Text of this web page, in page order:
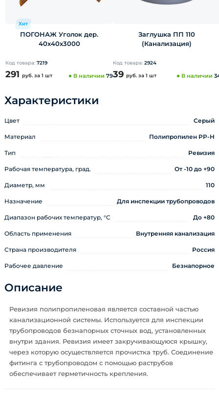
Хит
ПОГОНАЖ Уголок дер.
40х40х3000
Код товара: 7219
291 руб. за 1 шт В наличии 79
Заглушка ПП 110
(Канализация)
Код товара: 2924
39 руб. за 1 шт В наличии
Характеристики
Цвет Серый
Материал Полипропилен PP-H
Тип Ревизия
Рабочая температура, град. От -10 до +90
Диаметр, мм 110
Назначение Для инспекции трубопроводов
Диапазон рабочих температур, °С До +80
Область применения Внутренняя канализация
Страна производителя Россия
Рабочее давление Безнапорное
Описание
Ревизия полипропиленовая является составной частью
канализационной системы. Используется для инспекции
трубопроводов безнапорных сточных вод, установленных
внутри здания. Ревизия имеет закручивающуюся крышку,
через которую осуществляется прочистка труб. Соединение
фитинга с трубопроводом с помощью раструбов
обеспечивает герметичность крепления.